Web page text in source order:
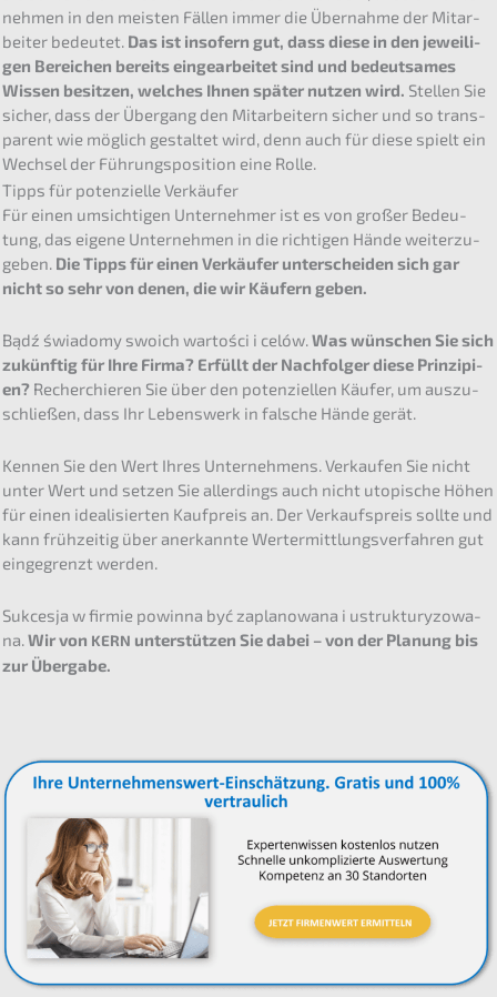
neh­men in den meisten Fällen immer die Übernah­me der Mitar­
bei­ter bedeu­tet. Das ist insofern gut, dass diese in den jewei­li­
gen Berei­chen bereits einge­ar­bei­tet sind und bedeut­sa­mes
Wissen besit­zen, welches Ihnen später nutzen wird. Stellen Sie
sicher, dass der Übergang den Mitar­bei­tern sicher und so trans­
pa­rent wie möglich gestal­tet wird, denn auch für diese spielt ein
Wechsel der Führungs­po­si­ti­on eine Rolle.
Tipps für poten­zi­el­le Verkäufer
Für einen umsich­ti­gen Unter­neh­mer ist es von großer Bedeu­
tung, das eigene Unter­neh­men in die richti­gen Hände weiter­zu­
ge­ben. Die Tipps für einen Verkäu­fer unter­schei­den sich gar
nicht so sehr von denen, die wir Käufern geben.
Bądź świado­my swoich wartości i celów.Was wünschen Sie sich
zukünf­tig für Ihre Firma? Erfüllt der Nachfol­ger diese Prinzi­pi­
en? Recher­chie­ren Sie über den poten­zi­el­len Käufer, um auszu­
schlie­ßen, dass Ihr Lebens­werk in falsche Hände gerät.
Kennen Sie den Wert Ihres Unter­neh­mens. Verkau­fen Sie nicht
unter Wert und setzen Sie aller­dings auch nicht utopi­sche Höhen
für einen ideali­sier­ten Kaufpreis an. Der Verkaufs­preis sollte und
kann frühzei­tig über anerkann­te Wertermitt­lungs­ver­fah­ren gut
einge­grenzt werden.
Sukces­ja w firmie powin­na być zapla­no­wa­na i ustruk­tu­ry­zowa­
na.Wir von KERN unter­stüt­zen Sie dabei – von der Planung bis
zur Übergabe.